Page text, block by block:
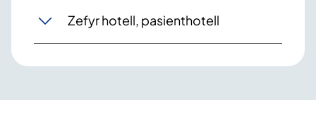
Zefyr hotell, pasienthotell